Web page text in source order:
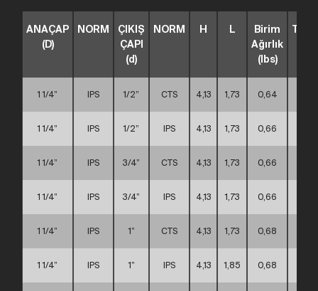
ANAÇAP
(D)
NORM
ÇIKIŞ
ÇAPI
(d)
NORM H L
Birim
Ağırlık
(lbs)
TİP
1 1/4” IPS 1/2” CTS 4,13 1,73 0,64
1 1/4” IPS 1/2” IPS 4,13 1,73 0,66
1 1/4” IPS 3/4” CTS 4,13 1,73 0,66
1 1/4” IPS 3/4” IPS 4,13 1,73 0,66
1 1/4” IPS 1” CTS 4,13 1,73 0,68
1 1/4” IPS 1” IPS 4,13 1,85 0,68